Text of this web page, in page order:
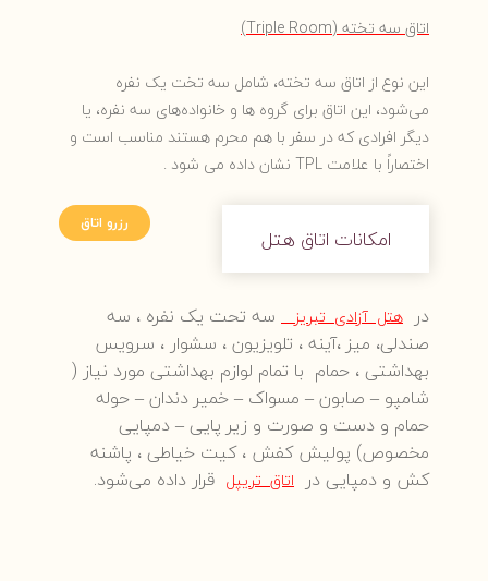
اتاق سه تخته (Triple Room
)
این نوع از اتاق سه تخته، شامل سه تخت یک نفره
می‌شود، این اتاق برای گروه ها و خانواده‌های سه نفره، یا
دیگر افرادی که در سفر با هم محرم هستند مناسب است و
اختصاراً با علامت ‏TPL‏ نشان داده می شود .‏
رزرو اتاق امکانات اتاق هتل
در هتل آزادی تبریز سه تحت یک نفره ، سه
صندلی، میز ،آینه ، تلویزیون ، سشوار ، سرویس
بهداشتی ، حمام با تمام لوازم بهداشتی مورد نیاز (
شامپو – صابون – مسواک – خمیر دندان – حوله
حمام و دست و صورت و زیر پایی – دمپایی
مخصوص) پولیش کفش ، کیت خیاطی ، پاشنه
کش و دمپایی در اتاق تریپل قرار داده می‌شود.